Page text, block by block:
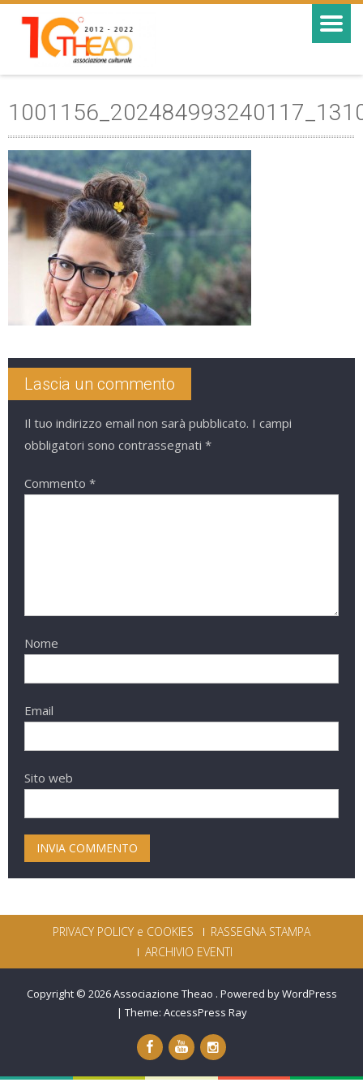
Lascia un commento
Il tuo indirizzo email non sarà pubblicato. I campi
obbligatori sono contrassegnati *
Commento *
Nome
Email
Sito web
PRIVACY POLICY e COOKIES
RASSEGNA STAMPA
ARCHIVIO EVENTI
Copyright © 2026Associazione Theao . Powered by WordPress
| Theme: AccessPress Ray